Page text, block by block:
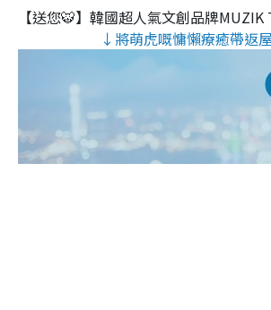
【送您🐯】韓國超人氣文創品牌MUZIK
↓將萌虎嘅慵懶療癒帶返